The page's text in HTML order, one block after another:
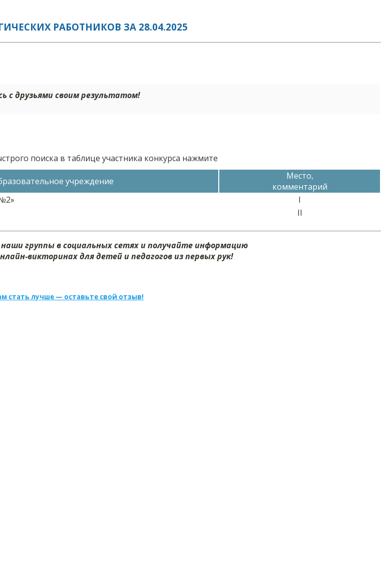
РАБОТНИКОВ ЗА 28.04.2025
с друзьями своим результатом!
поиска в таблице участника конкурса нажмите
учреждение
Место,
комментарий
I
II
группы в социальных сетях и получайте информацию
викторинах для детей и педагогов из первых рук!
стать лучше — оставьте свой отзыв!